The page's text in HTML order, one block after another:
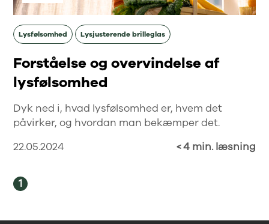
Lysfølsomhed Lysjusterende brilleglas
Forståelse og overvindelse af
lysfølsomhed
Dyk ned i, hvad lysfølsomhed er, hvem det
påvirker, og hvordan man bekæmper det.
22.05.2024
< 4 min. læsning
1